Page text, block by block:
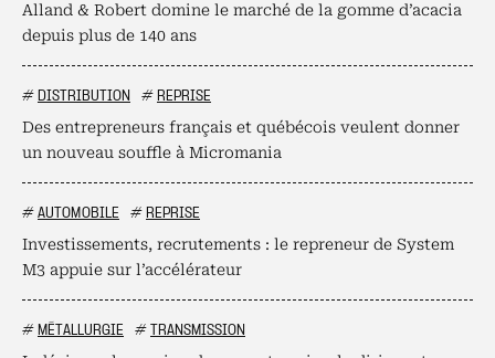
Alland & Robert domine le marché de la gomme d’acacia
depuis plus de 140 ans
# DISTRIBUTION # REPRISE
Des entrepreneurs français et québécois veulent donner
un nouveau souffle à Micromania
# AUTOMOBILE # REPRISE
Investissements, recrutements : le repreneur de System
M3 appuie sur l’accélérateur
# MÉTALLURGIE # TRANSMISSION